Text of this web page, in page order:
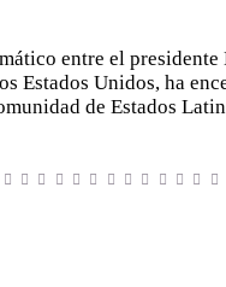
entre el presidente
Estados Unidos, ha
de Estados